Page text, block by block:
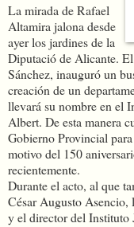
La mirada de Rafael
Altamira jalona desde
ayer los jardines de la
Diputació de Alicante.
Sánchez, inauguró un
creación de un
llevará su nombre en el
Albert. De esta manera
Gobierno Provincial
motivo del 150
recientemente.
Durante el acto, al que
César Augusto
y el director del Instituto